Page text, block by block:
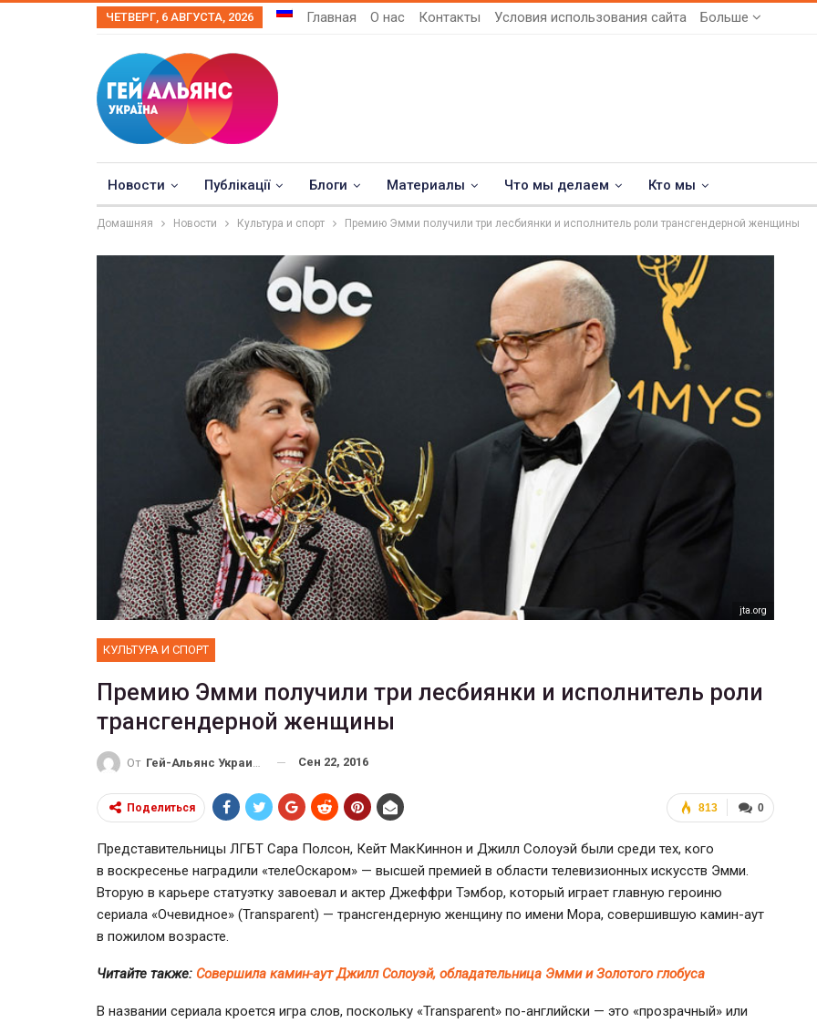
ЧЕТВЕРГ, 6 АВГУСТА, 2026 Главная О нас Контакты Условия использования сайта Больше
Новости Публікації Блоги Материалы Что мы делаем Кто мы
Домашняя Новости Культура и спорт Премию Эмми получили три лесбиянки и исполнитель роли трансгендерной женщины
jta.org
КУЛЬТУРА И СПОРТ
Премию Эмми получили три лесбиянки и исполнитель роли
трансгендерной женщины
От Гей-Альянс Украина Сен 22, 2016
0
813
Поделиться
Представительницы ЛГБТ Сара Полсон, Кейт МакКиннон и Джилл Солоуэй были среди тех, кого
в воскресенье наградили «телеОскаром» — высшей премией в области телевизионных искусств Эмми.
Вторую в карьере статуэтку завоевал и актер Джеффри Тэмбор, который играет главную героиню
сериала «Очевидное» (Transparent) — трансгендерную женщину по имени Мора, совершившую камин-аут
в пожилом возрасте.
Читайте также: Совершила камин-аут Джилл Солоуэй, обладательница Эмми и Золотого глобуса
В названии сериала кроется игра слов, поскольку «Transparent» по-английски — это «прозрачный» или
ФОТО
Военнослужащие-трансгендеры
ГЕЙ-АЛЬЯНС УКРАИНА Июл 27, 2017 0
В Берлине отпраздновали
легализацию гей-браков